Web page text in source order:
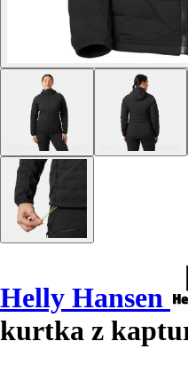
Helly Hansen
kurtka z